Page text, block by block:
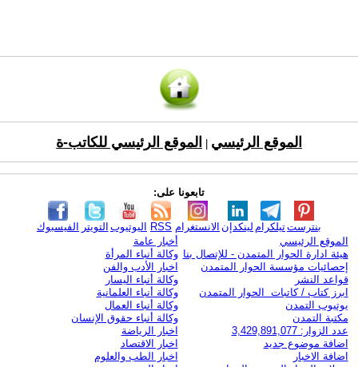
الموقع الرئيسي الموقع الرئيسي للكاتب-ة
تابعونا على:
الفيسبوك التويتر اليوتيوب RSS الانستغرام لينكدإن تيلكرامبنترست
الموقع الرئيسي
هيئة ادارة الحوار المتمدن - للإتصال بنا
إحصائيات مؤسسة الحوار المتمدن
قواعد النشر
ابرز كتاب / كاتبات الحوار المتمدن
يوتيوب التمدن
مكتبة التمدن
عدد الزوار: 3,429,891,077
اضافة موضوع جديد
اضافة الاخبار
أخبار عامة
وكالة أنباء المرأة
اخبار الأدب والفن
وكالة أنباء اليسار
وكالة أنباء العلمانية
وكالة أنباء العمال
وكالة أنباء حقوق الإنسان
اخبار الرياضة
اخبار الاقتصاد
اخبار الطب والعلوم